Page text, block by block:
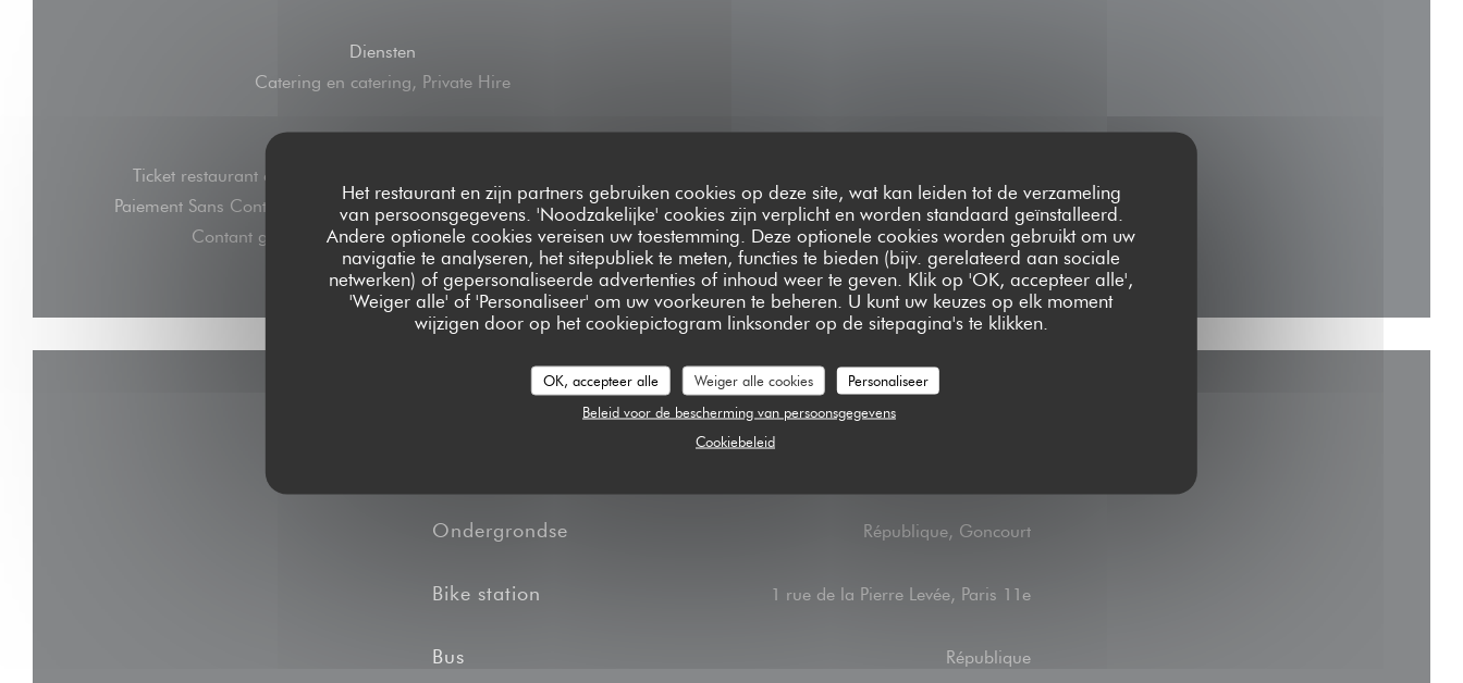
Het restaurant en zijn partners gebruiken cookies op deze site, wat kan leiden tot de verzameling
van persoonsgegevens. 'Noodzakelijke' cookies zijn verplicht en worden standaard geïnstalleerd.
Andere optionele cookies vereisen uw toestemming. Deze optionele cookies worden gebruikt om uw
navigatie te analyseren, het sitepubliek te meten, functies te bieden (bijv. gerelateerd aan sociale
netwerken) of gepersonaliseerde advertenties of inhoud weer te geven. Klik op 'OK, accepteer alle',
'Weiger alle' of 'Personaliseer' om uw voorkeuren te beheren. U kunt uw keuzes op elk moment
wijzigen door op het cookiepictogram linksonder op de sitepagina's te klikken.
OK, accepteer alle Weiger alle cookies
Personaliseer
Beleid voor de bescherming van persoonsgegevens
Cookiebeleid
Diensten
Catering en catering, Private Hire
Ticket restaurant dématérialisé, Amex, Zonder contact, Apple Pay,
Paiement Sans ContactPaiement Sans Contact, Eurocard / Mastercard,
Contant geld, Visa, American Express, Debetkaart
Toegang
Ondergrondse République, Goncourt
Bike station 1 rue de la Pierre Levée, Paris 11e
Bus République